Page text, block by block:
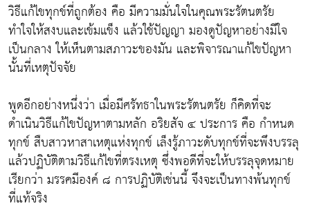
วิธีแก้ไขทุกข์ที่ถูกต้อง คือ มีความมั่นใจในคุณพระรัตนตรัย
ทำใจให้สงบและเข้มแข็ง แล้วใช้ปัญญา มองดูปัญหาอย่างมีใจ
เป็นกลาง ให้เห็นตามสภาวะของมัน และพิจารณาแก้ไขปัญหา
นั้นที่เหตุปัจจัย
พูดอีกอย่างหนึ่งว่า เมื่อมีศรัทธาในพระรัตนตรัย ก็คิดที่จะ
ดำเนินวิธีแก้ไขปัญหาตามหลัก อริยสัจ ๔ ประการ คือ กำหนด
ทุกข์ สืบสาวหาสาเหตุแห่งทุกข์ เล็งรู้ภาวะดับทุกข์ที่จะพึงบรรลุ
แล้วปฏิบัติตามวิธีแก้ไขที่ตรงเหตุ ซึ่งพอดีที่จะให้บรรลุจุดหมาย
เรียกว่า มรรคมีองค์ ๘ การปฏิบัติเช่นนี้ จึงจะเป็นทางพ้นทุกข์
ที่แท้จริง